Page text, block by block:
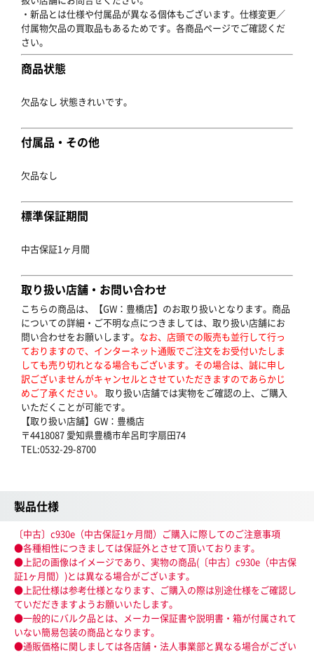
・新品とは仕様や付属品が異なる個体もございます。仕様変更／
付属物欠品の買取品もあるためです。各商品ページでご確認くだ
さい。
商品状態
欠品なし 状態きれいです。
付属品・その他
欠品なし
標準保証期間
中古保証1ヶ月間
取り扱い店舗・お問い合わせ
こちらの商品は、【GW：豊橋店】のお取り扱いとなります。商品
についての詳細・ご不明な点につきましては、取り扱い店舗にお
問い合わせをお願いします。 なお、店頭での販売も並行して行っ
ておりますので、インターネット通販でご注文をお受付いたしま
しても売り切れとなる場合もございます。その場合は、誠に申し
訳ございませんがキャンセルとさせていただきますのであらかじ
めご了承ください。 取り扱い店舗では実物をご確認の上、ご購入
いただくことが可能です。
【取り扱い店舗】GW：豊橋店
〒4418087 愛知県豊橋市牟呂町字扇田74
TEL:0532-29-8700
製品仕様
〔中古〕c930e（中古保証1ヶ月間）ご購入に際してのご注意事項
●各種相性につきましては保証外とさせて頂いております。
●上記の画像はイメージであり、実物の商品(〔中古〕c930e（中古保
証1ヶ月間）)とは異なる場合がございます。
●上記仕様は参考仕様となります、ご購入の際は別途仕様をご確認し
ていだだきますようお願いいたします。
●一般的にバルク品とは、メーカー保証書や説明書・箱が付属されて
いない簡易包装の商品となります。
●通販価格に関しましては各店舗・法人事業部と異なる場合がござい